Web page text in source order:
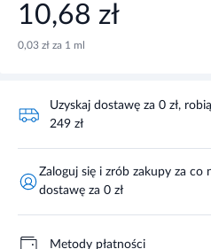
10,68 zł
0,03 zł za 1 ml
Uzyskaj dostawę za 0 zł,
249 zł
Zaloguj się i zrób zakupy za co
dostawę za 0 zł
Metody płatności